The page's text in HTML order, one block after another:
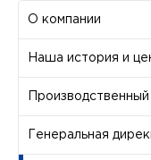
О компании
Наша история и
Генеральная